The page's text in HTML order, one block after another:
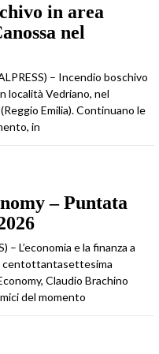
in area
nel
– Incendio boschivo
località Vedriano, nel
Emilia). Continuano le
in
– Puntata
– L’economia e la finanza a
Claudio Brachino
del momento